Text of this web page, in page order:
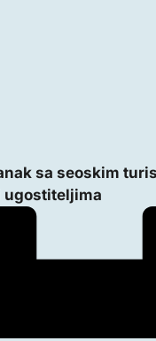
sa seoskim
ugostiteljima